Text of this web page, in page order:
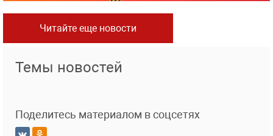
Читайте еще новости
Темы новостей
Поделитесь материалом в соцсетях